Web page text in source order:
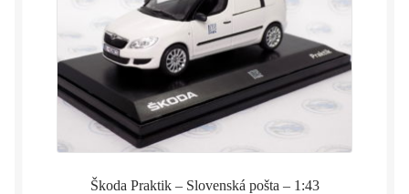
Škoda Praktik – Slovenská pošta – 1:43